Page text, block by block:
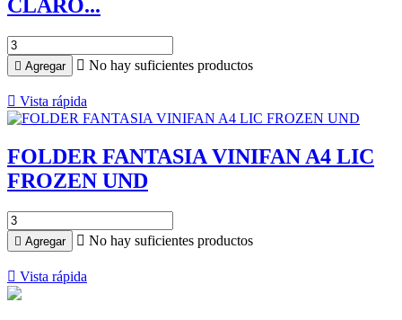
CLARO...
 Agregar  No hay suficientes productos
 Vista rápida
FOLDER FANTASIA VINIFAN A4 LIC
FROZEN UND
 Agregar  No hay suficientes productos
 Vista rápida